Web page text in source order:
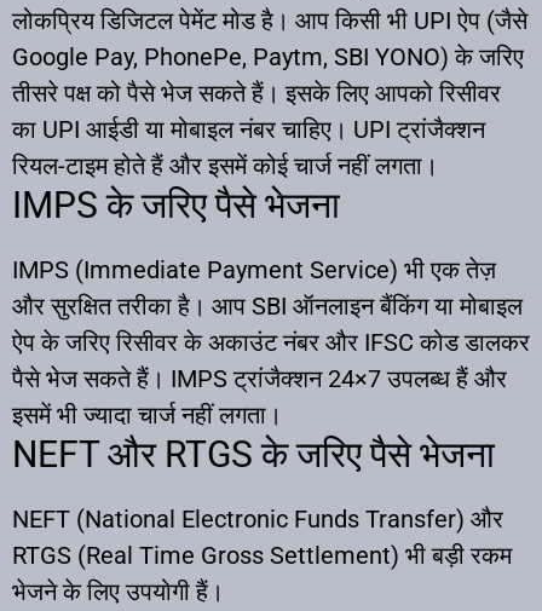
लोकप्रिय डिजिटल पेमेंट मोड है। आप किसी भी UPI ऐप (जैसे
Google Pay, PhonePe, Paytm, SBI YONO) के जरिए
तीसरे पक्ष को पैसे भेज सकते हैं। इसके लिए आपको रिसीवर
का UPI आईडी या मोबाइल नंबर चाहिए। UPI ट्रांजैक्शन
रियल-टाइम होते हैं और इसमें कोई चार्ज नहीं लगता।​
IMPS के जरिए पैसे भेजना
IMPS (Immediate Payment Service) भी एक तेज़
और सुरक्षित तरीका है। आप SBI ऑनलाइन बैंकिंग या मोबाइल
ऐप के जरिए रिसीवर के अकाउंट नंबर और IFSC कोड डालकर
पैसे भेज सकते हैं। IMPS ट्रांजैक्शन 24×7 उपलब्ध हैं और
इसमें भी ज्यादा चार्ज नहीं लगता।​
NEFT और RTGS के जरिए पैसे भेजना
NEFT (National Electronic Funds Transfer) और
RTGS (Real Time Gross Settlement) भी बड़ी रकम
भेजने के लिए उपयोगी हैं।